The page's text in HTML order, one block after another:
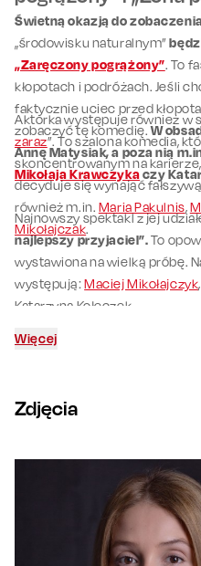
Świetną okazją do
„środowisku naturalnym”
„Zaręczony pogrążony”. To
kłopotach i podróżach. Jeśli
faktycznie uciec przed
zobaczyć tę komedię.W
Annę Matysiak, a poza nią
Mikołaja Krawczykaczy
Aktorka występuje również w
zaraz”. To szalona komedia,
skoncentrowanym na
decyduje się wynająć
również m.in. Maria Pakulnis,
Mikołajczak.
Najnowszy spektakl z jej
najlepszy przyjaciel”.To
wystawiona na wielką próbę.
występują:Maciej Mikołajczyk
Katarzyna Kołeczek.
Więcej
Zdjęcia